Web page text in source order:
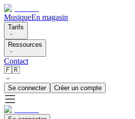
MusiqueEn magasin
Tarifs
Ressources
Contact
🇫🇷
Se connecter Créer un compte